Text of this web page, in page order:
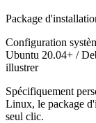
Package
Configuration
Ubuntu 20.04+ /
illustrer
Spécifiquement
Linux, le package
seul clic.